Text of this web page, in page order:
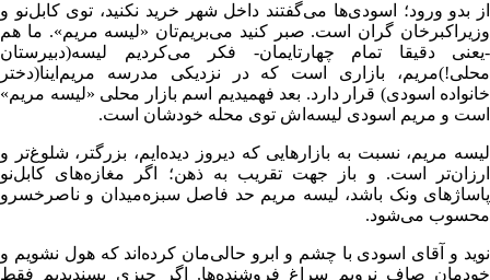
از بدو ورود؛ اسودی‌ها می‌گفتند داخل شهر خرید نکنید، توی کابل‌نو و
وزیر‌اکبرخان گران است. صبر کنید می‌بریم‌تان «لیسه مریم». ما هم
-یعنی دقیقا تمام چهارتایمان- فکر می‌کردیم لیسه(دبیرستان
محلی!)مریم، بازاری است که در نزدیکی مدرسه مریم‌اینا(دختر
خانواده اسودی) قرار دارد. بعد فهمیدیم اسم بازار محلی «لیسه مریم»
است و مریم اسودی لیسه‌اش توی محله خود‌شان است.
لیسه مریم، نسبت به بازار‌هایی که دیروز دیده‌ایم، بزرگتر، شلوغ‌تر و
ارزان‌تر است. و باز جهت تقریب به ذهن؛ اگر مغازه‌های کابل‌نو
پاساژهای ونک باشد، لیسه مریم حد فاصل سبزه‌میدان و ناصرخسرو
محسوب می‌شود.
نوید و آقای اسودی با چشم و ابرو حالی‌مان کرده‌اند که هول نشویم و
خودمان صاف نرویم سراغ فروشنده‌ها. اگر چیزی پسندیدیم فقط